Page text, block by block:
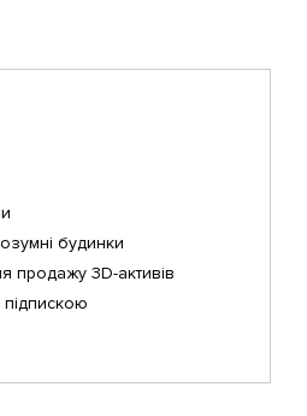
будинки
продажу 3D-активів